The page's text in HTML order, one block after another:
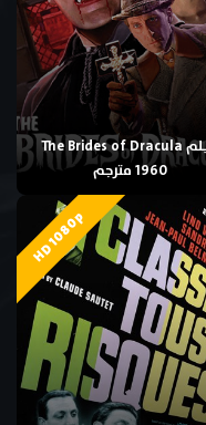
فيلم The Brides of Dracula
1960 مترجم
HD 1080p